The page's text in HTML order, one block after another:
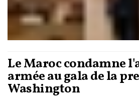
Le Maroc condamne
armée au gala de la
Washington